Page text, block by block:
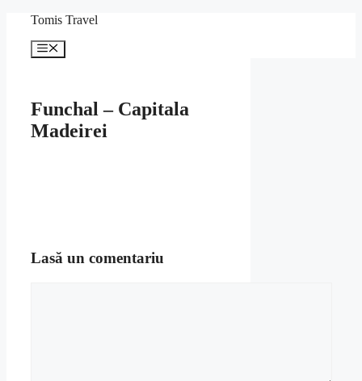
conținut
Tomis Travel
Meniu
Funchal – Capitala
Madeirei
Lasă un comentariu